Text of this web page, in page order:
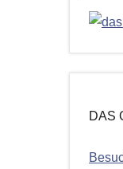
DAS